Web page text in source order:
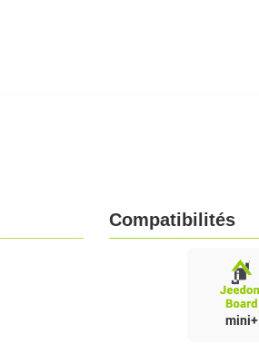
Compatibilités
mini+